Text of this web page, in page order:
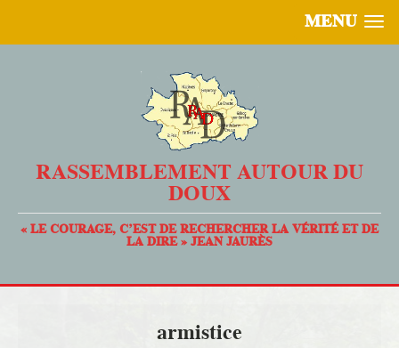
MENU
RASSEMBLEMENT AUTOUR DU
DOUX
« LE COURAGE, C’EST DE RECHERCHER LA VÉRITÉ ET DE
LA DIRE » JEAN JAURÈS
armistice